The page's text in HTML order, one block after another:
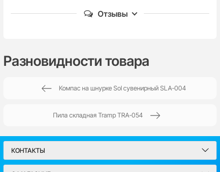
Отзывы
Разновидности товара
Компас на шнурке Sol сувенирный SLA-004
Пила складная Tramp TRA-054
КОНТАКТЫ